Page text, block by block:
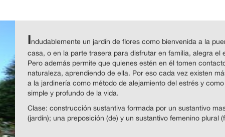
Indudablemente un jardín de flores como bienvenida a la
casa, o en la parte trasera para disfrutar en familia, alegra el
Pero además permite que quienes estén en él tomen
naturaleza, aprendiendo de ella. Por eso cada vez existen
a la jardinería como método de alejamiento del estrés y
simple y profundo de la vida.
Clase: construcción sustantiva formada por un sustantivo
(jardín); una preposición (de) y un sustantivo femenino plural